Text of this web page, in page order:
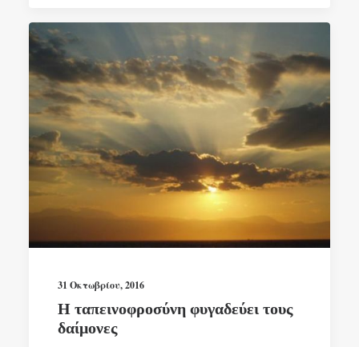
31 Οκτωβρίου, 2016
Η ταπεινοφροσύνη φυγαδεύει τους
δαίμονες